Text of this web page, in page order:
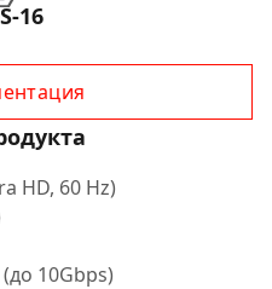
16
HD, 60 Hz)
10Gbps)